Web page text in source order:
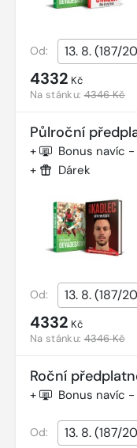
Od:
4332 Kč
Na stánku:4346 Kč
Půlroční
+ Bonus navíc
+ Dárek
Od:
4332 Kč
Na stánku:4346 Kč
Roční
+ Bonus navíc
Od: